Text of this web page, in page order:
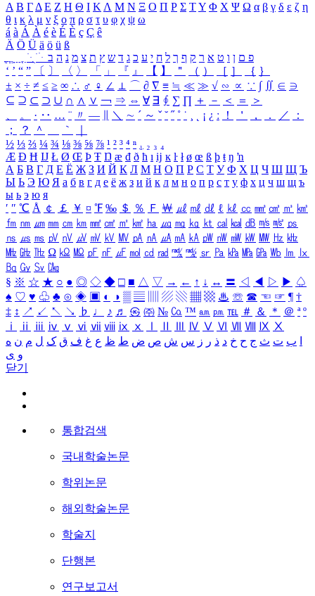
Α Β ΓΔ Ε Ζ Η Θ Ι ΚΛ Μ Ν Ξ Ο Π Ρ Σ ΤΥ Φ Χ Ψ Ω α β γ δ ε ζ η
θ ι κ λ μ ν ξ ο π ρ σ τ υ φ χ ψ ω
á à Á À é è É È ç Ç ê
Ä Ö Ü ä ö ü ß
ִֶֹ ֻּ ׁׂ פ ם ן ו ט א ר ק ף ך ל ח י ע כ ג ד ש ץ ת צ מ נ ה ב
‘ ’ “ ” 〔 〕 〈 〉 「 」 『 』 【 】 ＂ （ ） ［ ］ ｛ ｝
± × ÷ ≠ ≤ ≥ ∞ ∴ ♂ ♀ ∠ ⊥ ⌒ ∂ ∇ ≡ ≒ ≪ ≫ √ ∽ ∝ ∵ ∫ ∬ ∈ ∋
⊆ ⊇ ⊂ ⊃ ∪ ∩ ∧ ∨ ￢ ⇒ ⇔ ∀ ∃ ∮ ∑ ∏ ＋ － ＜ ＝
＞
、
。 · ‥ … ¨ 〃 ― ＼ ∼ ´ ～ ˇ ˘ ˝ ˚ ˙ ¸ ¡ ¿ ː ！ ＇ ， ． ／
：
；
？ ＾ ｀
½ ⅓ ⅔ ¼ ¾ ⅛ ⅜ ⅝ ⅞ ¹ ² ³ ⁴ ⁿ ₁ ₂ ₃ ₄
Æ Ð Ħ Ĳ Ł Ø Œ Þ Ŧ Ŋ æ đ ð ħ ı ĳ ĸ ŀ ł ø œ ß þ ŧ ŋ ŉ
А Б В Г Д Е Ё Ж З И Й К Л М Н О П Р С Т У Ф Х Ц Ч Ш Щ Ъ
Ы Ь Э Ю Я а б в г д е ё ж з и й к л м н о п р с т у ф х ц ч ш щ ъ
ы ь э ю я
′ ″ ℃ Å ￠ ￡ ￥ ¤ ℉ ‰ ＄ ％ Ｆ ￦ ㎕ ㎖ ㎗ ℓ ㎘ ㏄ ㎣ ㎤ ㎥ ㎦
㎙ ㎚ ㎛ ㎜ ㎝ ㎞ ㎟ ㎠ ㎡ ㎢ ㏊ ㎍ ㎎ ㎏ ㏏ ㎈ ㎉ ㏈ ㎧ ㎨ ㎰
㎱ ㎲ ㎳ ㎴ ㎵ ㎶ ㎷ ㎸ ㎹ ㎀ ㎁ ㎂ ㎃ ㎄ ㎺ ㎻ ㎽ ㎾ ㎿ ㎐ ㎑
㎒ ㎓ ㎔ Ω ㏀ ㏁ ㎊ ㎋ ㎌ ㏖ ㏅ ㎭ ㎮ ㎯ ㏛ ㎩ ㎪ ㎫ ㎬ ㏝ ㏐
㏓
㏃ ㏉ ㏜ ㏆
§ ※ ☆ ★ ○ ● ◎ ◇ ◆ □ ■ △ ▽ → ← ↑ ↓ ↔ 〓 ◁ ◀ ▷ ▶ ♤
♠ ♡ ♥ ♧ ♣ ⊙ ◈ ▣ ◐ ◑ ▒ ▤ ▨ ▧ ▦ ▩ ♨ ☏ ☎ ☜ ☞ ¶ †
‡ ↕ ↗ ↙ ↖ ↘ ♭ ♩ ♪ ♬ ㉿ ㈜ № ㏇ ™ ㏂ ㏘ ℡ ＃ ＆ ＊ ＠ ª º
ⅰ
ⅱ ⅲ ⅳ ⅴ ⅵ ⅶ ⅷ ⅸ ⅹ Ⅳ Ⅴ Ⅵ Ⅶ Ⅷ Ⅸ Ⅹ
ب ت ث ج ح خ د ذ ر ز س ش ص ض ط ظ ع غ ف ق ک ل م ن ه
و ی
닫기
통합검색
국내학술논문
학위논문
해외학술논문
학술지
단행본
연구보고서